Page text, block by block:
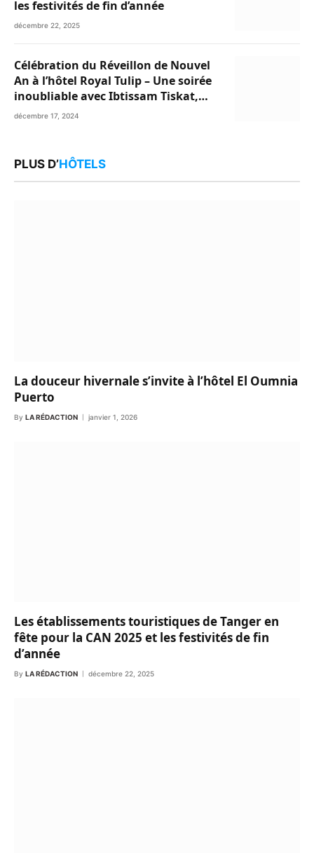
les festivités de fin d’année
décembre 22, 2025
Célébration du Réveillon de Nouvel
An à l’hôtel Royal Tulip – Une soirée
inoubliable avec Ibtissam Tiskat,
Oussama Abdedaim et Abdelwahed
décembre 17, 2024
PLUS D’HÔTELS
La douceur hivernale s’invite à l’hôtel El Oumnia
Puerto
By LA RÉDACTION janvier 1, 2026
Les établissements touristiques de Tanger en
fête pour la CAN 2025 et les festivités de fin
d’année
By LA RÉDACTION décembre 22, 2025